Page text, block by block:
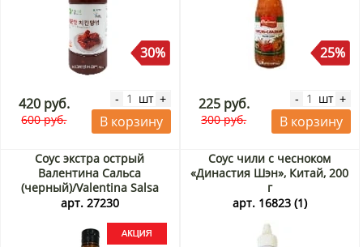
30%
420 руб.
600 руб.
- шт +
В корзину
25%
225 руб.
300 руб.
- шт +
В корзину
Соус экстра острый
Валентина Сальса
(черный)/Valentina Salsa
Picante Extra (black) Сальса
370 мл Акция
арт. 27230
Соус чили с чесноком
«Династия Шэн», Китай, 200
г
арт. 16823 (1)